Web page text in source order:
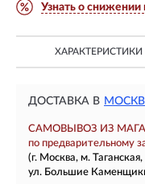
Узнать о
ХАРАКТЕРИСТИКИ
ДОСТАВКА В
САМОВЫВОЗ ИЗ
по предварительному
(г. Москва, м. Таганская,
ул. Большие